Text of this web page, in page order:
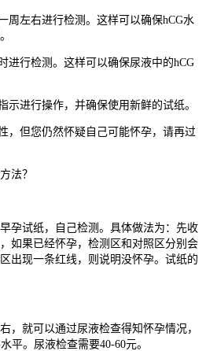
左右进行检测。这样可以确保hCG水
行检测。这样可以确保尿液中的hCG
进行操作，并确保使用新鲜的试纸。
但您仍然怀疑自己可能怀孕，请再过
法？
试纸，自己检测。具体做法为：先收
如果已经怀孕，检测区和对照区分别会
出现一条红线，则说明没怀孕。试纸的
就可以通过尿液检查得知怀孕情况，
平。尿液检查需要40-60元。